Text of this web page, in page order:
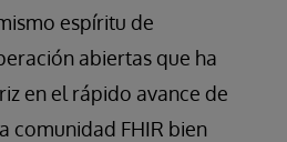
espíritu de
abiertas que ha
en el rápido avance de
comunidad FHIR bien